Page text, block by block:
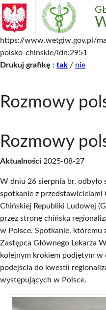
https://www.wetgiw.gov.pl/
polsko-chinskie/idn:2951
Drukuj grafikę : tak / nie
Rozmowy
Rozmowy
Aktualności 2025-08-27
W dniu 26 sierpnia br. odbyło
spotkanie z przedstawicielami
Chińskiej Republiki Ludowej
przez stronę chińską
w Polsce. Spotkanie, któremu
Zastępca Głównego Lekarza
kolejnym krokiem podjętym
podejścia do kwestii
występujących w Polsce.